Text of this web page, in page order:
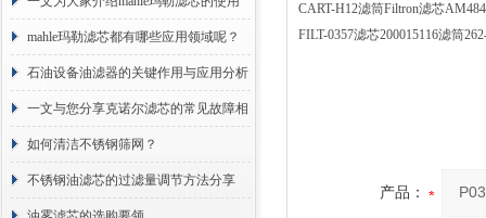
原理
mahle玛勒滤芯都有哪些应用领域呢？
石油设备油滤器的关键作用与应用分析
一文与您分享克诺尔滤芯的常见故障相
应解决方法
如何清洁不锈钢筛网？
不锈钢油滤芯的过滤量调节方法分享
CART-H12滤筒Filtron滤芯
FILT-0357滤芯200015116滤筒
产品：